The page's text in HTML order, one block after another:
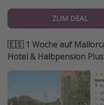
ZUM DEAL
🇪🇸 1 Woche auf
Hotel & Halbpension Plus